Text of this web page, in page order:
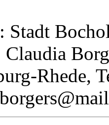
Stadt
Claudia
Rhede,